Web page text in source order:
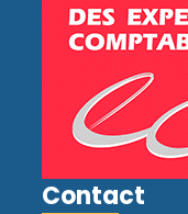
Contact